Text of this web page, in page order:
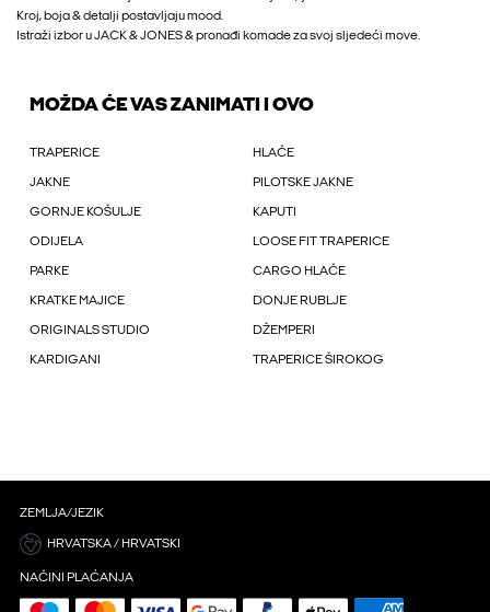
Kroj, boja & detalji postavljaju mood.
Istraži izbor u JACK & JONES & pronađi komade za svoj sljedeći move.
MOŽDA ĆE VAS ZANIMATI I OVO
TRAPERICE HLAČE
JAKNE PILOTSKE JAKNE
GORNJE KOŠULJE KAPUTI
ODIJELA LOOSE FIT TRAPERICE
PARKE CARGO HLAČE
KRATKE MAJICE DONJE RUBLJE
ORIGINALS STUDIO DŽEMPERI
KARDIGANI TRAPERICE ŠIROKOG
ZEMLJA/JEZIK
HRVATSKA / HRVATSKI
NAČINI PLAĆANJA